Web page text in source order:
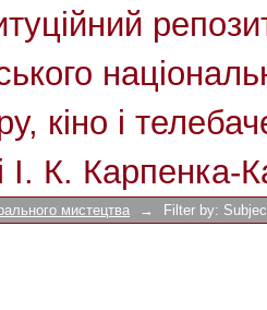
кіно і
І. К. Карпенка-
мистецтва → Filter by: